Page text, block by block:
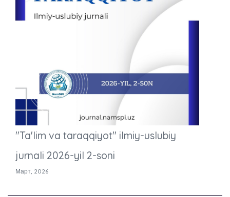
"Ta'lim va taraqqiyot" ilmiy-uslubiy
jurnali 2026-yil 2-soni
Март, 2026